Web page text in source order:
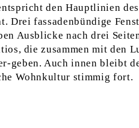
den Hauptlinien
Drei fassadenbündige
Ausblicke nach drei
die zusammen mit den
geben. Auch innen bleibt
Wohnkultur stimmig fort.